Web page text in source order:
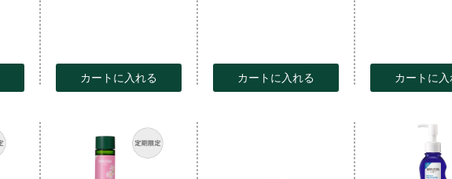
カートに入れる カートに入れる カートに入